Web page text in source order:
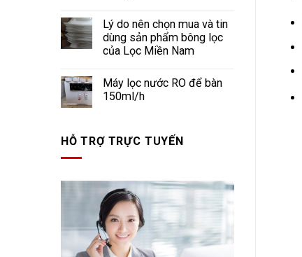
Lý do nên chọn mua và tin
dùng sản phẩm bông lọc
của Lọc Miền Nam
Máy lọc nước RO để bàn
150ml/h
HỖ TRỢ TRỰC TUYẾN